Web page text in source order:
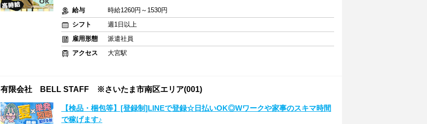
給与
時給1260円～1530円
シフト
週1日以上
雇用形態
派遣社員
アクセス
大宮駅
有限会社 BELL STAFF ※さいたま市南区エリア(001)
【検品・梱包等】[登録制]LINEで登録☆日払いOK◎Wワークや家事のスキマ時間
で稼げます♪